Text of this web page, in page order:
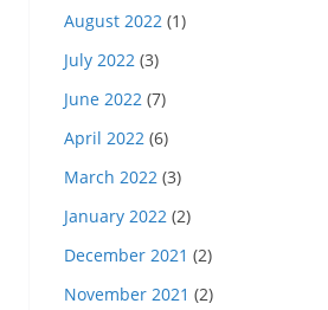
August 2022 (1)
July 2022 (3)
June 2022 (7)
April 2022 (6)
March 2022 (3)
January 2022 (2)
December 2021 (2)
November 2021 (2)